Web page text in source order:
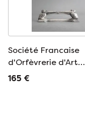
Société Francaise
d'Orfèvrerie d'Art
ARGIT/Christofle 3x
165 €